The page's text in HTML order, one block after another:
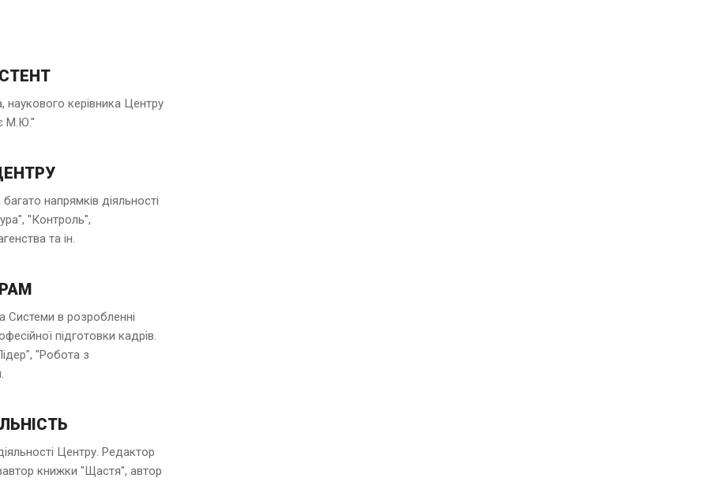
наукового керівника Центру
М.Ю."
напрямків діяльності
"Контроль",
та ін.
Системи в розробленні
підготовки кадрів.
"Робота з
Центру. Редактор
книжки "Щастя", автор